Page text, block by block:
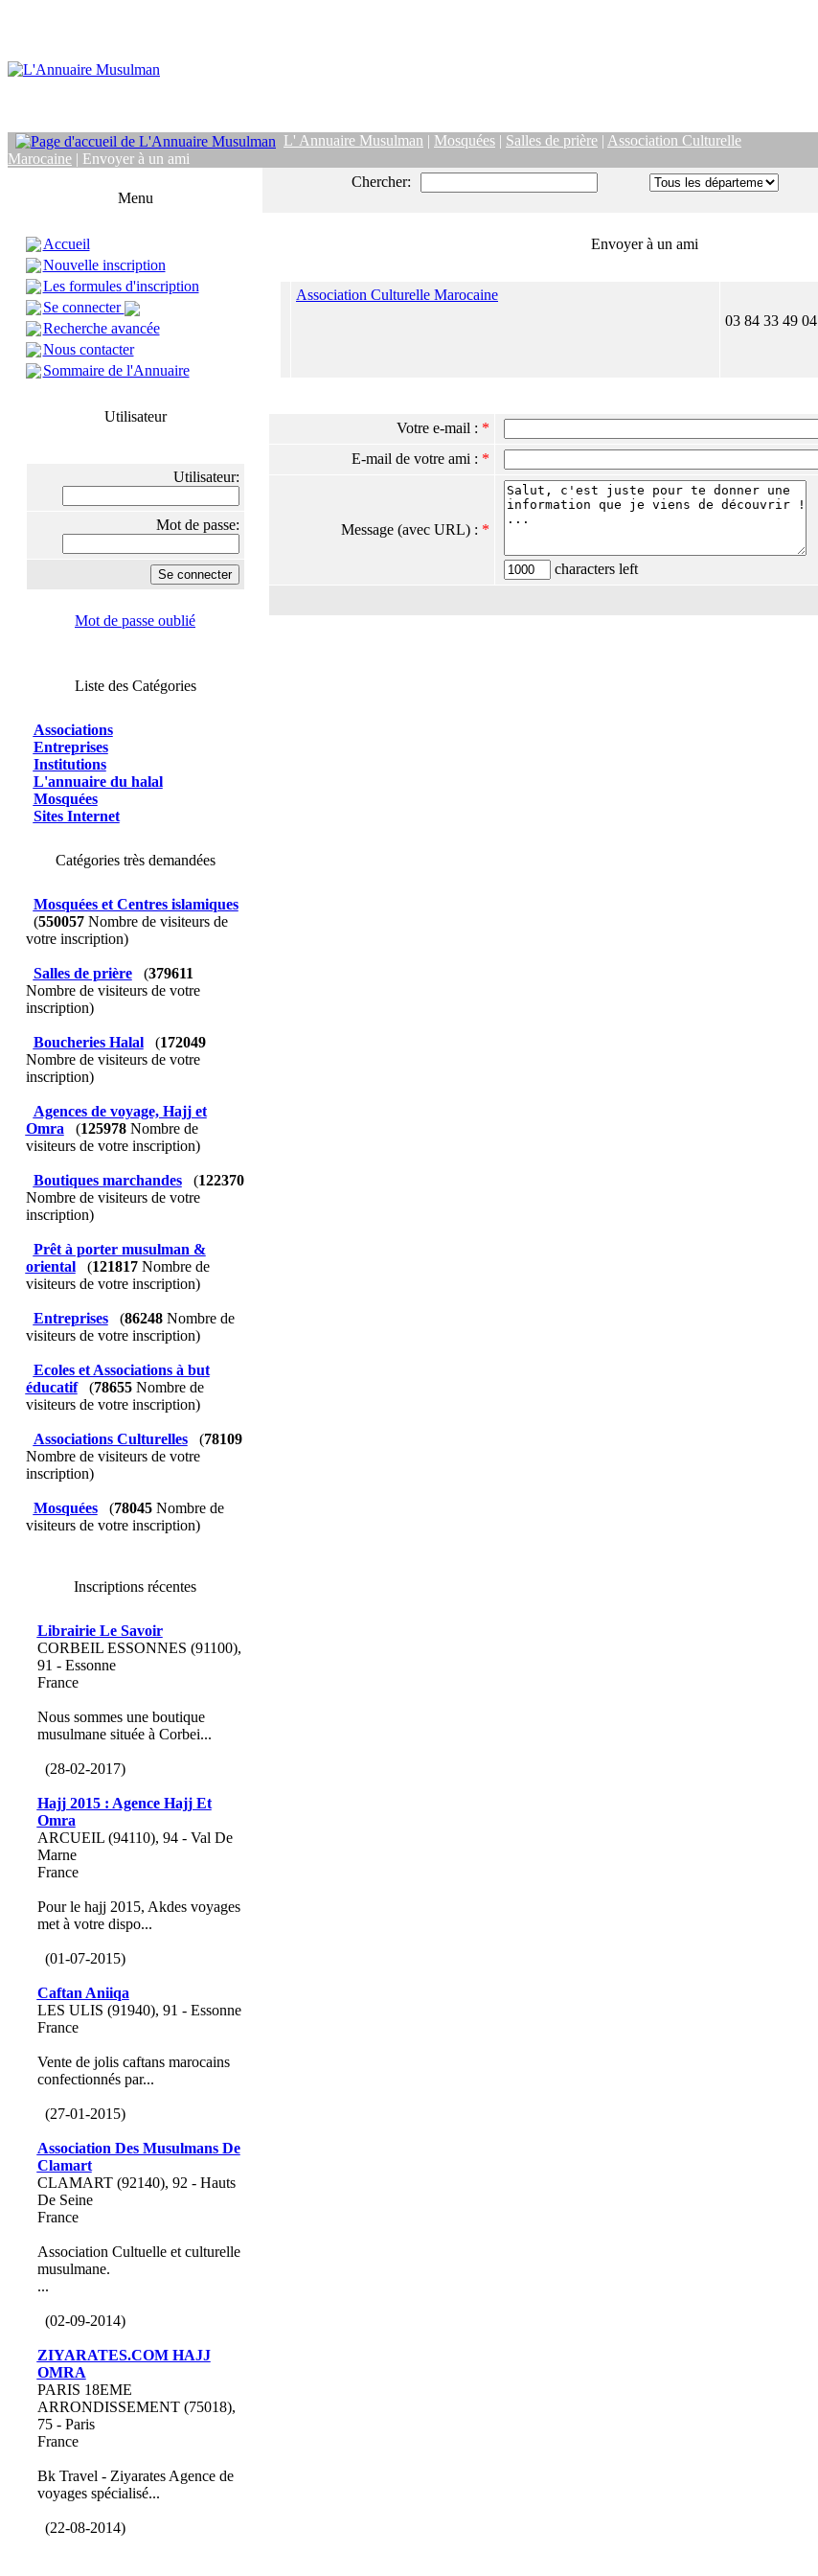
L' Annuaire Musulman | Mosquées | Salles de prière | Association Culturelle
Marocaine | Envoyer à un ami
Menu
Accueil
Nouvelle inscription
Les formules d'inscription
Se connecter
Recherche avancée
Nous contacter
Sommaire de l'Annuaire
Utilisateur
Utilisateur:
Mot de passe:
Mot de passe oublié
Liste des Catégories
Associations
Entreprises
Institutions
L'annuaire du halal
Mosquées
Sites Internet
Catégories très demandées
Mosquées et Centres islamiques
(550057Nombre de visiteurs de
votre inscription)
Salles de prière (379611
Nombre de visiteurs de votre
inscription)
Boucheries Halal (172049
Nombre de visiteurs de votre
inscription)
Agences de voyage, Hajj et
Omra
(125978Nombre de
visiteurs de votre inscription)
Boutiques marchandes (122370
Nombre de visiteurs de votre
inscription)
Prêt à porter musulman &
oriental
(121817Nombre de
visiteurs de votre inscription)
Entreprises (86248Nombre de
visiteurs de votre inscription)
Ecoles et Associations à but
éducatif
(78655Nombre de
visiteurs de votre inscription)
Associations Culturelles (78109
Nombre de visiteurs de votre
inscription)
Mosquées (78045Nombre de
visiteurs de votre inscription)
Inscriptions récentes
Librairie Le Savoir
CORBEIL ESSONNES (91100),
91 - Essonne
France
Nous sommes une boutique
musulmane située à Corbei...
(28-02-2017)
Hajj 2015 : Agence Hajj Et
Omra
ARCUEIL (94110), 94 - Val De
Marne
France
Pour le hajj 2015, Akdes voyages
met à votre dispo...
(01-07-2015)
Caftan Aniiqa
LES ULIS (91940), 91 - Essonne
France
Vente de jolis caftans marocains
confectionnés par...
(27-01-2015)
Association Des Musulmans De
Clamart
CLAMART (92140), 92 - Hauts
De Seine
France
Association Cultuelle et culturelle
musulmane.
...
(02-09-2014)
ZIYARATES.COM HAJJ
OMRA
PARIS 18EME
ARRONDISSEMENT (75018),
75 - Paris
France
Bk Travel - Ziyarates Agence de
voyages spécialisé...
(22-08-2014)
Chercher:
Envoyer à un ami
Association Culturelle Marocaine
03 84 33 49 04
Votre e-mail : *
E-mail de votre ami : *
Message (avec URL) : *
characters left